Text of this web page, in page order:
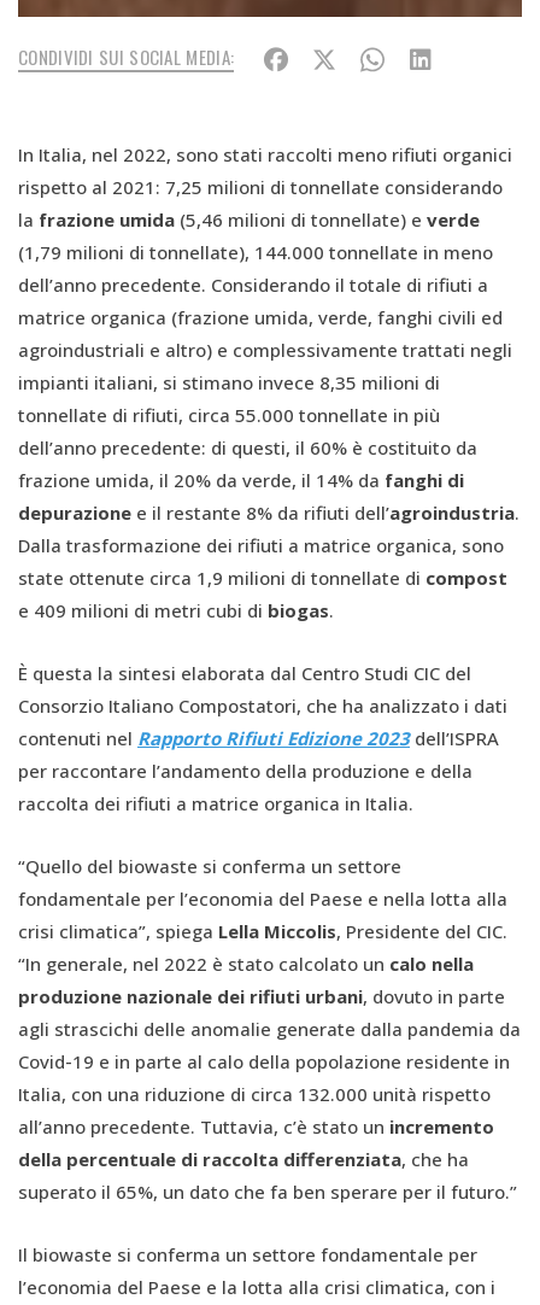
CONDIVIDI SUI SOCIAL MEDIA:
In Italia, nel 2022, sono stati raccolti meno rifiuti organici
rispetto al 2021: 7,25 milioni di tonnellate considerando
la frazione umida (5,46 milioni di tonnellate) e verde
(1,79 milioni di tonnellate), 144.000 tonnellate in meno
dell’anno precedente. Considerando il totale di rifiuti a
matrice organica (frazione umida, verde, fanghi civili ed
agroindustriali e altro) e complessivamente trattati negli
impianti italiani, si stimano invece 8,35 milioni di
tonnellate di rifiuti, circa 55.000 tonnellate in più
dell’anno precedente: di questi, il 60% è costituito da
frazione umida, il 20% da verde, il 14% da fanghi di
depurazione e il restante 8% da rifiuti dell’agroindustria.
Dalla trasformazione dei rifiuti a matrice organica, sono
state ottenute circa 1,9 milioni di tonnellate di compost
e 409 milioni di metri cubi di biogas.
È questa la sintesi elaborata dal Centro Studi CIC del
Consorzio Italiano Compostatori, che ha analizzato i dati
contenuti nel Rapporto Rifiuti Edizione 2023dell’ISPRA
per raccontare l’andamento della produzione e della
raccolta dei rifiuti a matrice organica in Italia.
“Quello del biowaste si conferma un settore
fondamentale per l’economia del Paese e nella lotta alla
crisi climatica”, spiega Lella Miccolis, Presidente del CIC.
“In generale, nel 2022 è stato calcolato un calo nella
produzione nazionale dei rifiuti urbani, dovuto in parte
agli strascichi delle anomalie generate dalla pandemia da
Covid-19 e in parte al calo della popolazione residente in
Italia, con una riduzione di circa 132.000 unità rispetto
all’anno precedente. Tuttavia, c’è stato un incremento
della percentuale di raccolta differenziata, che ha
superato il 65%, un dato che fa ben sperare per il futuro.”
Il biowaste si conferma un settore fondamentale per
l’economia del Paese e la lotta alla crisi climatica, con i